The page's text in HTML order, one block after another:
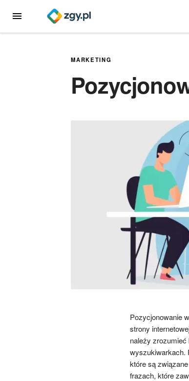
MENU
MARKETING
Pozycjonowanie
strony
należy
wyszukiwarkach.
które są
frazach, które